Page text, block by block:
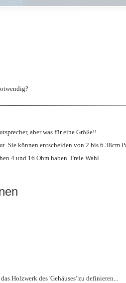
aber was für eine Größe!!
Sie können entscheiden von 2 bis 6 38cm
4 und 16 Ohm haben. Freie Wahl…
Holzwerk des 'Gehäuses' zu definieren...